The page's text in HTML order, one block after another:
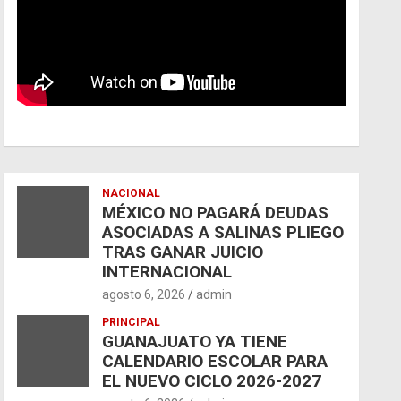
NACIONAL
MÉXICO NO PAGARÁ DEUDAS
ASOCIADAS A SALINAS PLIEGO
TRAS GANAR JUICIO
INTERNACIONAL
agosto 6, 2026 admin
PRINCIPAL
GUANAJUATO YA TIENE
CALENDARIO ESCOLAR PARA
EL NUEVO CICLO 2026-2027